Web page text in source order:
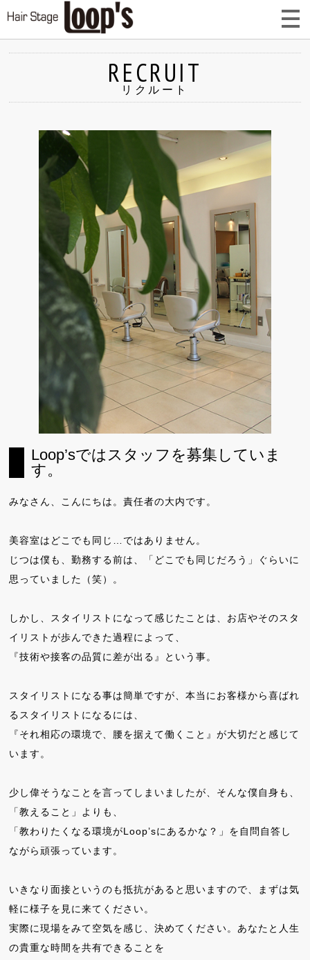
RECRUIT
リクルート
Loop’sではスタッフを募集していま
す。
みなさん、こんにちは。責任者の大内です。
美容室はどこでも同じ…ではありません。
じつは僕も、勤務する前は、「どこでも同じだろう」ぐらいに
思っていました（笑）。
しかし、スタイリストになって感じたことは、お店やそのスタ
イリストが歩んできた過程によって、
『技術や接客の品質に差が出る』という事。
スタイリストになる事は簡単ですが、本当にお客様から喜ばれ
るスタイリストになるには、
『それ相応の環境で、腰を据えて働くこと』が大切だと感じて
います。
少し偉そうなことを言ってしまいましたが、そんな僕自身も、
「教えること」よりも、
「教わりたくなる環境がLoop’sにあるかな？」を自問自答し
ながら頑張っています。
いきなり面接というのも抵抗があると思いますので、まずは気
軽に様子を見に来てください。
実際に現場をみて空気を感じ、決めてください。あなたと人生
の貴重な時間を共有できることを